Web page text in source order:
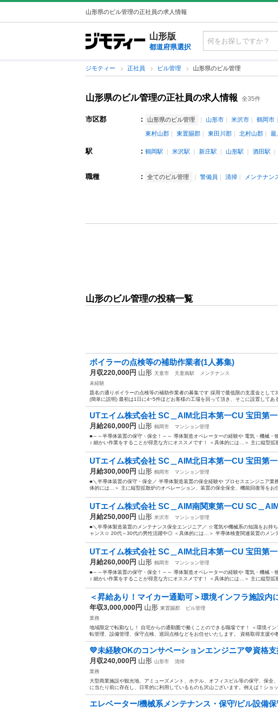
山形県のビル管理の正社員の求人情報
山形版
都道府県選択
ジモティー 正社員 ビル管理 山形県のビル管理
山形県のビル管理の正社員の求人情報 全35件
市区郡 ： 山形県のビル管理 山形市 米沢市 鶴岡市
東村山郡
東置賜郡 東田川郡 北村山郡 最
駅 ： 鶴岡駅 米沢駅 新庄駅 山形駅 酒田駅
職種 ： 全てのビル管理 警備員 清掃 メンテナン
山形のビル管理の投稿一覧
ボイラーの点検等の補助作業者(1人募集)
月収220,000円 山形 天童市 天童南駅
メンテナンス
未経験
題名の通りボイラーの点検等の補助作業者の募集です 採用で最低限の支度金とし
(簡単に説明) 最初は1日に4~5件ほどお客様の工場を回って頂き、そこに設置してあ
UTエイム株式会社 SC＿AIM北日本第一CU 宝田第
月給260,000円 山形 鶴岡市
マンション管理
■～～半導体装置の保守・保全！～～ 導体製造オペレーターの経験や 電気・機械・
♪ 細かい作業をすることが得意な方にオススメです！ ＜具体的には…＞ 主に縦型拡
UTエイム株式会社 SC＿AIM北日本第一CU 宝田第
月給300,000円 山形 鶴岡市
マンション管理
■＼半導体装置の保守・保全／ 半導体製造装置の保全経験や プロセスエンジニア
体的には…＞ 主に縦型拡散炉のオペレーション、装置の保全保全、機能回復等をお
UTエイム株式会社 SC＿AIM南関東第一CU SC＿
月給250,000円 山形 米沢市
マンション管理
■＼半導体製造装置のメンテナンス保全エンジニア／ ☆電気や機械系の知識をお持
ャンス☆ 20代～30代の男性活躍中◎ ＜具体的には…＞ 半導体検査関連装置のメン
UTエイム株式会社 SC＿AIM北日本第一CU 宝田第
月給260,000円 山形 鶴岡市
マンション管理
■～～半導体装置の保守・保全！～～ 導体製造オペレーターの経験や 電気・機械・
♪ 細かい作業をすることが得意な方にオススメです！ ＜具体的には…＞ 主に縦型拡
＜昇給あり！マイカー通勤可＞環境インフラ施設内
年収3,000,000円 山形 東置賜郡
ビル管理
業務
地域限定で転勤なし！ 自宅からの通勤圏で働くことのできる職場です！ ＜環境イ
転管理、設備管理、保守点検、巡回点検などをお任せいたします。 資格取得支援や
💛未経験OKのコンサベーションエンジニア💛資格
月収240,000円 山形 山形市
清掃
業務
大型商業施設や観光地、アミューズメント、ホテル、オフィスビル等の保守、保全
に当たり前に存在し、日常的に利用しているものも沢山ございます。例えば！ショ
エレベーター/機械系メンテナンス・保守/ビル設備